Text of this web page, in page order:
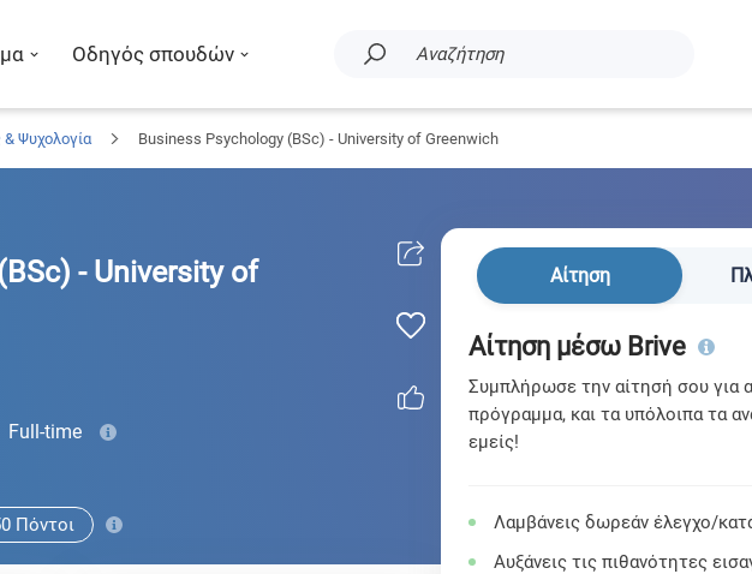
Οδηγός σπουδών Αναζήτηση
& Ψυχολογία Business Psychology (BSc) - University of Greenwich
Αίτηση
Αίτηση μέσω Brive
Συμπλήρωσε την αίτησή σου για
πρόγραμμα, και τα υπόλοιπα τα
εμείς!
Λαμβάνεις δωρεάν έλεγχο/
Αυξάνεις τις πιθανότητες
- University of
Full-time
Πόντοι